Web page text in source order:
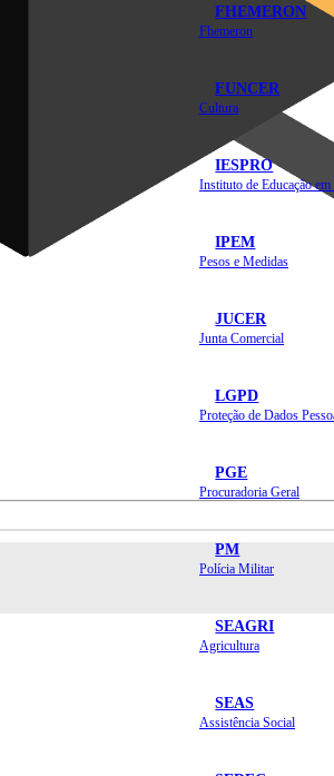
FHEMERON
Fhemeron
FUNCER
Cultura
IESPRO
IPEM
Pesos e Medidas
JUCER
Junta Comercial
LGPD
Proteção de Dados
PGE
Procuradoria Geral
PM
Polícia Militar
SEAGRI
Agricultura
SEAS
Assistência Social